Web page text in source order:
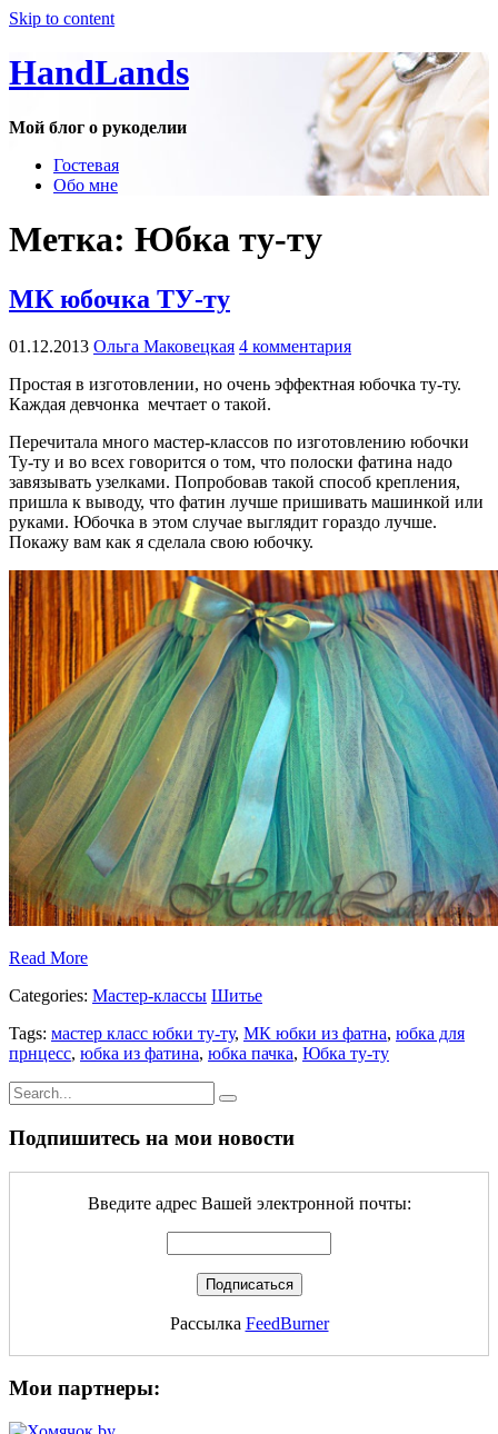
Skip to content
HandLands
Мой блог о рукоделии
Гостевая
Обо мне
Метка: Юбка ту-ту
МК юбочка ТУ-ту
01.12.2013 Ольга Маковецкая 4 комментария
Простая в изготовлении, но очень эффектная юбочка ту-ту.
Каждая девчонка мечтает о такой.
Перечитала много мастер-классов по изготовлению юбочки
Ту-ту и во всех говорится о том, что полоски фатина надо
завязывать узелками. Попробовав такой способ крепления,
пришла к выводу, что фатин лучше пришивать машинкой или
руками. Юбочка в этом случае выглядит гораздо лучше.
Покажу вам как я сделала свою юбочку.
Read More
Categories: Мастер-классы Шитье
Tags: мастер класс юбки ту-ту, МК юбки из фатна, юбка для
прнцесс, юбка из фатина, юбка пачка, Юбка ту-ту
Подпишитесь на мои новости
Введите адрес Вашей электронной почты:
Рассылка FeedBurner
Мои партнеры: